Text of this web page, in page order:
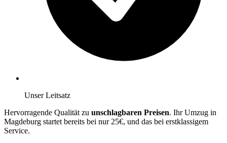
Unser Leitsatz
Hervorragende Qualität zu unschlagbaren Preisen. Ihr Umzug in
Magdeburg startet bereits bei nur 25€, und das bei erstklassigem
Service.